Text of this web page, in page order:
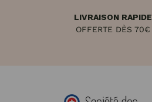
LIVRAISON RAPIDE
OFFERTE DÈS 70€